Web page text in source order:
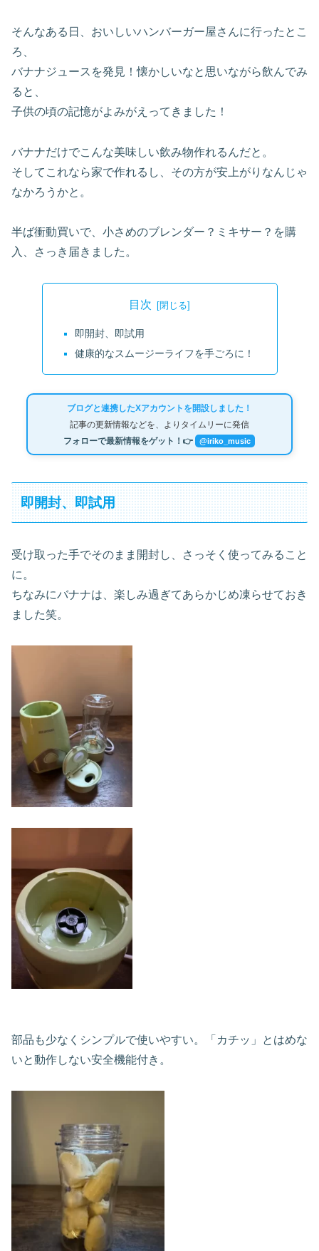
そんなある日、おいしいハンバーガー屋さんに行ったとこ
ろ、
バナナジュースを発見！懐かしいなと思いながら飲んでみ
ると、
子供の頃の記憶がよみがえってきました！
バナナだけでこんな美味しい飲み物作れるんだと。
そしてこれなら家で作れるし、その方が安上がりなんじゃ
なかろうかと。
半ば衝動買いで、小さめのブレンダー？ミキサー？を購
入、さっき届きました。
目次
即開封、即試用
健康的なスムージーライフを手ごろに！
ブログと連携したXアカウントを開設しました！
記事の更新情報などを、よりタイムリーに発信
フォローで最新情報をゲット！👉
@iriko_music
即開封、即試用
受け取った手でそのまま開封し、さっそく使ってみること
に。
ちなみにバナナは、楽しみ過ぎてあらかじめ凍らせておき
ました笑。
部品も少なくシンプルで使いやすい。「カチッ」とはめな
いと動作しない安全機能付き。